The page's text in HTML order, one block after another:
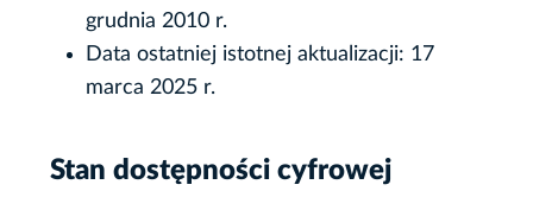
grudnia 2010 r.
Data ostatniej istotnej aktualizacji: 17
marca 2025 r.
Stan dostępności cyfrowej